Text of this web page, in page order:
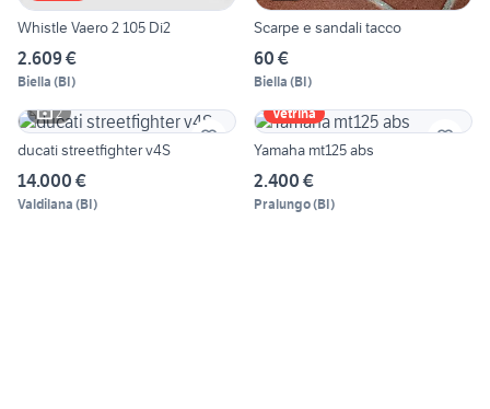
Whistle Vaero 2 105 Di2
2.609 €
Biella (BI)
Scarpe e sandali tacco
60 €
Biella (BI)
2
ducati streetfighter v4S
14.000 €
Valdilana (BI)
Vetrina
Yamaha mt125 abs
2.400 €
Pralungo(BI)